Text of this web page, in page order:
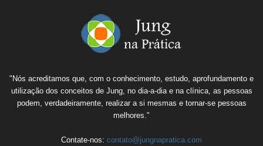
"Nós acreditamos que, com o conhecimento, estudo, aprofundamento e
utilização dos conceitos de Jung, no dia-a-dia e na clínica, as pessoas
podem, verdadeiramente, realizar a si mesmas e tornar-se pessoas
melhores."
Contate-nos: contato@jungnapratica.com